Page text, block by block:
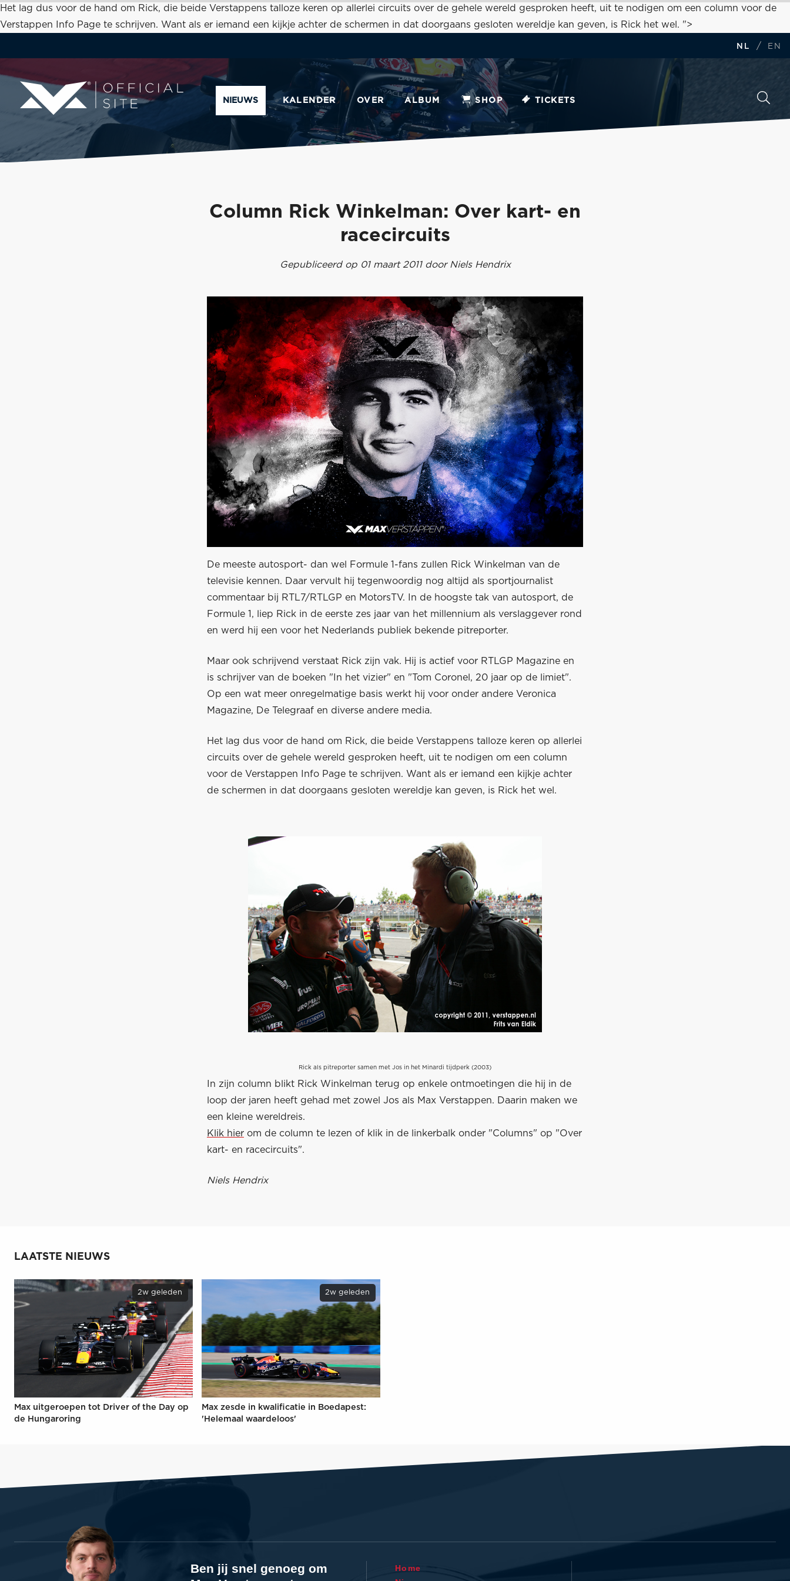
Het lag dus voor de hand om Rick, die beide Verstappens talloze keren op allerlei circuits over de gehele wereld gesproken heeft, uit te nodigen om een column voor de
Verstappen Info Page te schrijven. Want als er iemand een kijkje achter de schermen in dat doorgaans gesloten wereldje kan geven, is Rick het wel. ">
NL / EN
NIEUWS KALENDER OVER ALBUM SHOP TICKETS
Column Rick Winkelman: Over kart- en
racecircuits
Gepubliceerd op 01 maart 2011 door Niels Hendrix
De meeste autosport- dan wel Formule 1-fans zullen Rick Winkelman van de
televisie kennen. Daar vervult hij tegenwoordig nog altijd als sportjournalist
commentaar bij RTL7/RTLGP en MotorsTV. In de hoogste tak van autosport, de
Formule 1, liep Rick in de eerste zes jaar van het millennium als verslaggever rond
en werd hij een voor het Nederlands publiek bekende pitreporter.
Maar ook schrijvend verstaat Rick zijn vak. Hij is actief voor RTLGP Magazine en
is schrijver van de boeken "In het vizier" en "Tom Coronel, 20 jaar op de limiet".
Op een wat meer onregelmatige basis werkt hij voor onder andere Veronica
Magazine, De Telegraaf en diverse andere media.
Het lag dus voor de hand om Rick, die beide Verstappens talloze keren op allerlei
circuits over de gehele wereld gesproken heeft, uit te nodigen om een column
voor de Verstappen Info Page te schrijven. Want als er iemand een kijkje achter
de schermen in dat doorgaans gesloten wereldje kan geven, is Rick het wel.
Rick als pitreporter samen met Jos in het Minardi tijdperk (2003)
In zijn column blikt Rick Winkelman terug op enkele ontmoetingen die hij in de
loop der jaren heeft gehad met zowel Jos als Max Verstappen. Daarin maken we
een kleine wereldreis.
Klik hier om de column te lezen of klik in de linkerbalk onder "Columns" op "Over
kart- en racecircuits".
Niels Hendrix
LAATSTE NIEUWS
2w geleden
Max uitgeroepen tot Driver of the Day op
de Hungaroring
2w geleden
Max zesde in kwalificatie in Boedapest:
'Helemaal waardeloos'
Ben jij snel genoeg om
Home